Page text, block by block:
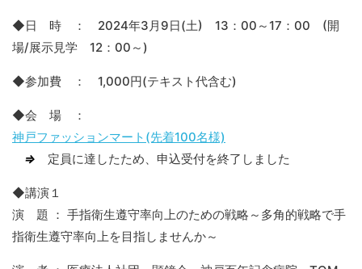
◆日 時 ： 2024年3月9日(土) 13：00～17：00 (開
場/展示見学 12：00～)
◆参加費 ： 1,000円(テキスト代含む)
◆会 場 ：
神戸ファッションマート(先着100名様)
⇒ 定員に達したため、申込受付を終了しました
◆講演１
演 題 ： 手指衛生遵守率向上のための戦略～多角的戦略で手
指衛生遵守率向上を目指しませんか～